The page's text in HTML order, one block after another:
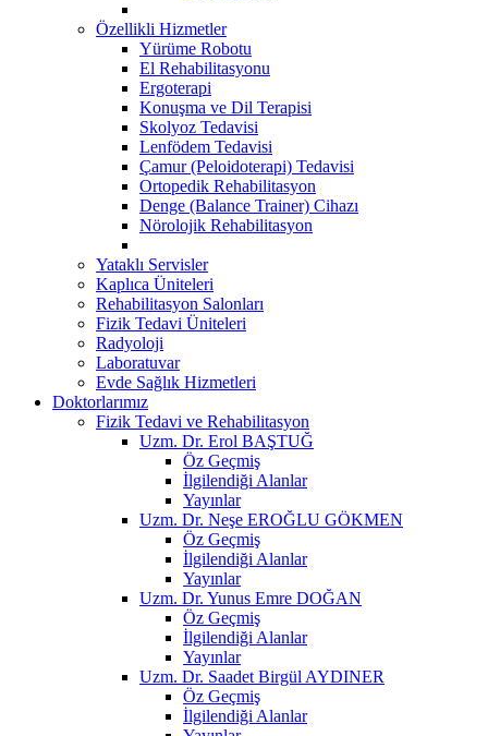
Özellikli Hizmetler
Yürüme Robotu
El Rehabilitasyonu
Ergoterapi
Konuşma ve Dil Terapisi
Skolyoz Tedavisi
Lenfödem Tedavisi
Çamur (Peloidoterapi) Tedavisi
Ortopedik Rehabilitasyon
Denge (Balance Trainer) Cihazı
Nörolojik Rehabilitasyon
Yataklı Servisler
Kaplıca Üniteleri
Rehabilitasyon Salonları
Fizik Tedavi Üniteleri
Radyoloji
Laboratuvar
Evde Sağlık Hizmetleri
Doktorlarımız
Fizik Tedavi ve Rehabilitasyon
Uzm. Dr. Erol BAŞTUĞ
Öz Geçmiş
İlgilendiği Alanlar
Yayınlar
Uzm. Dr. Neşe EROĞLU GÖKMEN
Öz Geçmiş
İlgilendiği Alanlar
Yayınlar
Uzm. Dr. Yunus Emre DOĞAN
Öz Geçmiş
İlgilendiği Alanlar
Yayınlar
Uzm. Dr. Saadet Birgül AYDINER
Öz Geçmiş
İlgilendiği Alanlar